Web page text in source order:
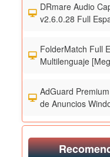
DRmare Audio
v2.6.0.28 Full
FolderMatch Full
Multilenguaje
AdGuard
de Anuncios